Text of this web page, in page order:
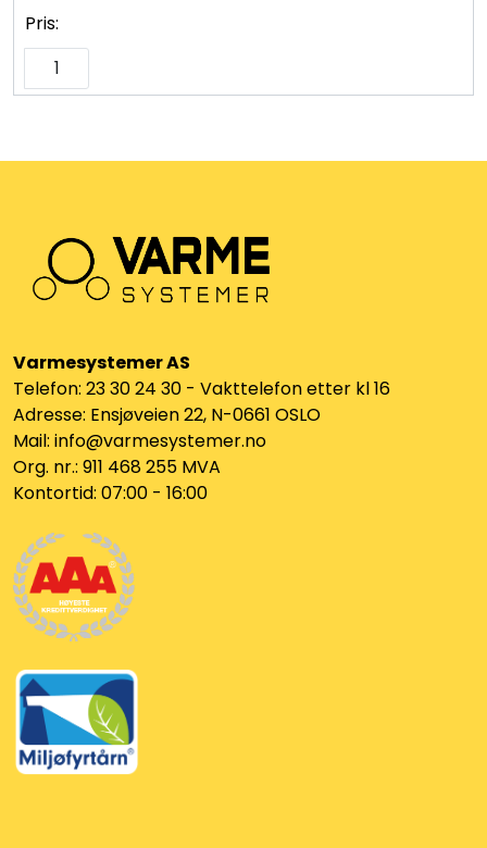
Pris:
Varmesystemer AS
Telefon: 23 30 24 30 - Vakttelefon etter kl 16
Adresse: Ensjøveien 22, N-0661 OSLO
Mail: info@varmesystemer.no
Org. nr.: 911 468 255 MVA
Kontortid: 07:00 - 16:00